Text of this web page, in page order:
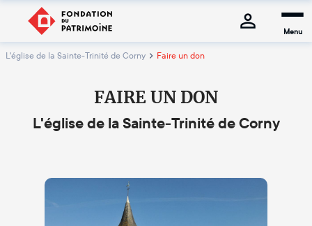
Menu
L'église de la Sainte-Trinité de Corny Faire un don
FAIRE UN DON
L'église de la Sainte-Trinité de Corny